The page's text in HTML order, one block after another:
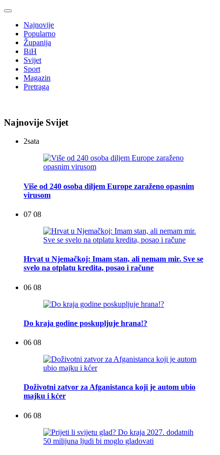
Najnovije
Popularno
Županija
BiH
Svijet
Sport
Magazin
Pretraga
Najnovije Svijet
2sata
Više od 240 osoba diljem Europe zaraženo opasnim
virusom
07 08
Hrvat u Njemačkoj: Imam stan, ali nemam mir. Sve se
svelo na otplatu kredita, posao i račune
06 08
Do kraja godine poskupljuje hrana!?
06 08
Doživotni zatvor za Afganistanca koji je autom ubio
majku i kćer
06 08